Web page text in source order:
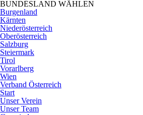
BUNDESLAND WÄHLEN
Burgenland
Kärnten
Niederösterreich
Oberösterreich
Salzburg
Steiermark
Tirol
Vorarlberg
Wien
Verband Österreich
Start
Unser Verein
Unser Team